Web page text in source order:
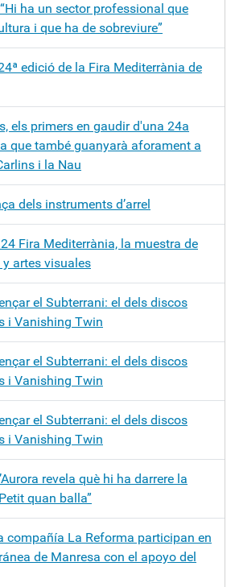
ha un sector professional que
i que ha de sobreviure”
edició de la Fira Mediterrània de
els primers en gaudir d'una 24a
que també guanyarà aforament a
i la Nau
dels instruments d’arrel
Fira Mediterrània, la muestra de
artes visuales
el Subterrani: el dels discos
i Vanishing Twin
el Subterrani: el dels discos
i Vanishing Twin
el Subterrani: el dels discos
i Vanishing Twin
revela què hi ha darrere la
quan balla”
compañía La Reforma participan en
de Manresa con el apoyo del